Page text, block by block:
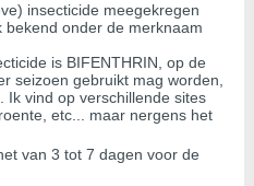
insecticide meegekregen
onder de merknaam
is BIFENTHRIN, op de
seizoen gebruikt mag worden,
Ik vind op verschillende sites
etc... maar nergens het
van 3 tot 7 dagen voor de